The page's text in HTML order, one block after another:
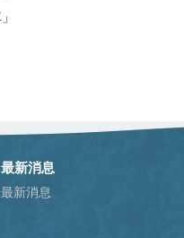
最新消息
最新消息